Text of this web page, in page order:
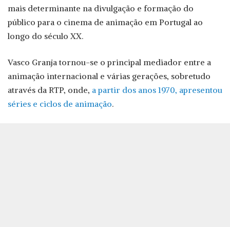
mais determinante na divulgação e formação do
público para o cinema de animação em Portugal ao
longo do século XX.
Vasco Granja tornou-se o principal mediador entre a
animação internacional e várias gerações, sobretudo
através da RTP, onde, a partir dos anos 1970, apresentou
séries e ciclos de animação.